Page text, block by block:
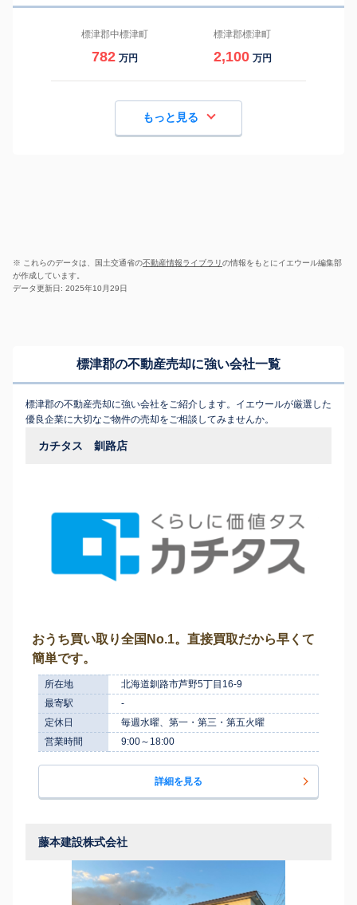
標津郡中標津町
782 万円
標津郡標津町
2,100 万円
もっと見る
※ これらのデータは、国土交通省の不動産情報ライブラリの情報をもとにイエウール編集部
が作成しています。
データ更新日: 2025年10月29日
標津郡の不動産売却に強い会社一覧
標津郡の不動産売却に強い会社をご紹介します。イエウールが厳選した
優良企業に大切なご物件の売却をご相談してみませんか。
カチタス 釧路店
おうち買い取り全国No.1。直接買取だから早くて
簡単です。
所在地
北海道釧路市芦野5丁目16-9
最寄駅
-
定休日
毎週水曜、第一・第三・第五火曜
営業時間
9:00～18:00
詳細を見る
藤本建設株式会社